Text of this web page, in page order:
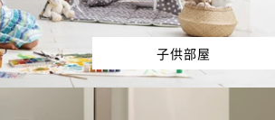
子供部屋